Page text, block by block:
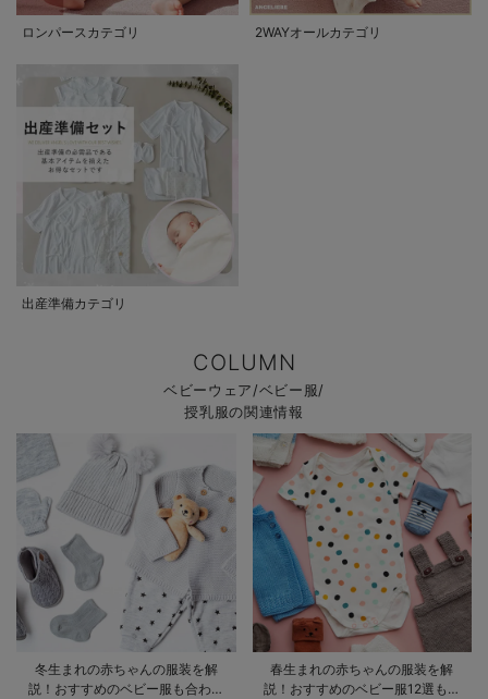
ロンパースカテゴリ 2WAYオールカテゴリ
出産準備カテゴリ
COLUMN
ベビーウェア/ベビー服/
授乳服の関連情報
冬生まれの赤ちゃんの服装を解
説！おすすめのベビー服も合わせ
春生まれの赤ちゃんの服装を解
説！おすすめのベビー服12選も合